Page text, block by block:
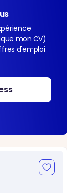
mon CV)
d'emploi